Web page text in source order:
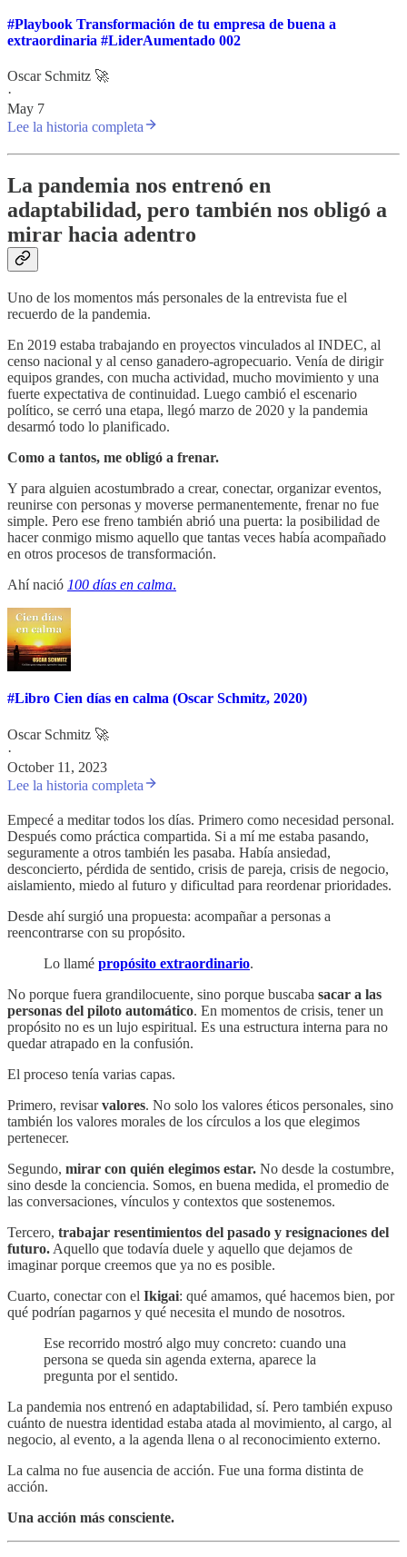
#Playbook Transformación de tu empresa de buena a
extraordinaria #LiderAumentado 002
Oscar Schmitz 🚀
·
May 7
Lee la historia completa
La pandemia nos entrenó en
adaptabilidad, pero también nos obligó a
mirar hacia adentro
Uno de los momentos más personales de la entrevista fue el
recuerdo de la pandemia.
En 2019 estaba trabajando en proyectos vinculados al INDEC, al
censo nacional y al censo ganadero-agropecuario. Venía de dirigir
equipos grandes, con mucha actividad, mucho movimiento y una
fuerte expectativa de continuidad. Luego cambió el escenario
político, se cerró una etapa, llegó marzo de 2020 y la pandemia
desarmó todo lo planificado.
Como a tantos, me obligó a frenar.
Y para alguien acostumbrado a crear, conectar, organizar eventos,
reunirse con personas y moverse permanentemente, frenar no fue
simple. Pero ese freno también abrió una puerta: la posibilidad de
hacer conmigo mismo aquello que tantas veces había acompañado
en otros procesos de transformación.
Ahí nació 100 días en calma.
#Libro Cien días en calma (Oscar Schmitz, 2020)
Oscar Schmitz 🚀
·
October 11, 2023
Lee la historia completa
Empecé a meditar todos los días. Primero como necesidad personal.
Después como práctica compartida. Si a mí me estaba pasando,
seguramente a otros también les pasaba. Había ansiedad,
desconcierto, pérdida de sentido, crisis de pareja, crisis de negocio,
aislamiento, miedo al futuro y dificultad para reordenar prioridades.
Desde ahí surgió una propuesta: acompañar a personas a
reencontrarse con su propósito.
Lo llamé propósito extraordinario.
No porque fuera grandilocuente, sino porque buscaba sacar a las
personas del piloto automático. En momentos de crisis, tener un
propósito no es un lujo espiritual. Es una estructura interna para no
quedar atrapado en la confusión.
El proceso tenía varias capas.
Primero, revisarvalores. No solo los valores éticos personales, sino
también los valores morales de los círculos a los que elegimos
pertenecer.
Segundo, mirar con quién elegimos estar. No desde la costumbre,
sino desde la conciencia. Somos, en buena medida, el promedio de
las conversaciones, vínculos y contextos que sostenemos.
Tercero, trabajar resentimientos del pasado y resignaciones del
futuro. Aquello que todavía duele y aquello que dejamos de
imaginar porque creemos que ya no es posible.
Cuarto, conectar con el Ikigai: qué amamos, qué hacemos bien, por
qué podrían pagarnos y qué necesita el mundo de nosotros.
Ese recorrido mostró algo muy concreto: cuando una
persona se queda sin agenda externa, aparece la
pregunta por el sentido.
La pandemia nos entrenó en adaptabilidad, sí. Pero también expuso
cuánto de nuestra identidad estaba atada al movimiento, al cargo, al
negocio, al evento, a la agenda llena o al reconocimiento externo.
La calma no fue ausencia de acción. Fue una forma distinta de
acción.
Una acción más consciente.